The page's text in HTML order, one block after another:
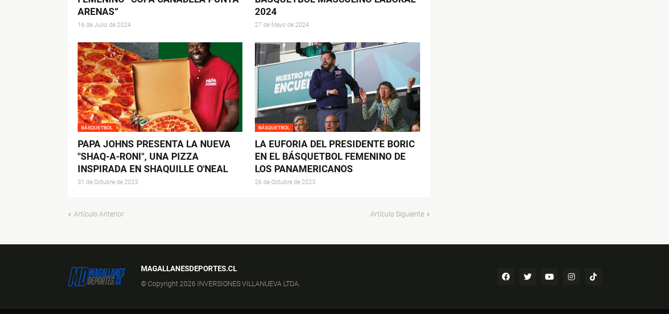
ARENAS”
16 de Julio de 2024
2024
27 de Mayo de 2024
BÁSQUETBOL
PAPA JOHNS PRESENTA LA NUEVA
"SHAQ-A-RONI", UNA PIZZA
INSPIRADA EN SHAQUILLE O'NEAL
31 de Octubre de 2023
BÁSQUETBOL
LA EUFORIA DEL PRESIDENTE BORIC
EN EL BÁSQUETBOL FEMENINO DE
LOS PANAMERICANOS
26 de Octubre de 2023
Artículo Anterior Artículo Siguiente
MAGALLANESDEPORTES.CL
© Copyright 2026 INVERSIONES VILLANUEVA LTDA.